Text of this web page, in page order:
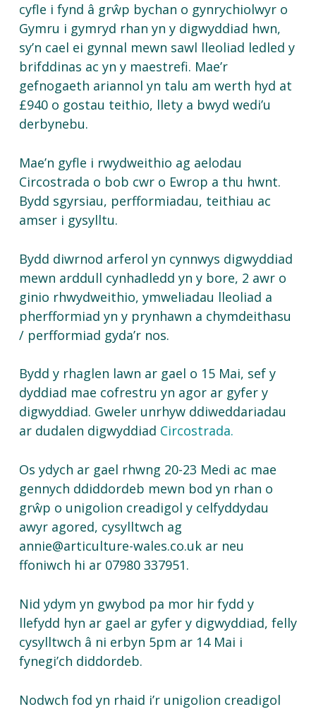
cyfle i fynd â grŵp bychan o gynrychiolwyr o
Gymru i gymryd rhan yn y digwyddiad hwn,
sy’n cael ei gynnal mewn sawl lleoliad ledled y
brifddinas ac yn y maestrefi. Mae’r
gefnogaeth ariannol yn talu am werth hyd at
£940 o gostau teithio, llety a bwyd wedi’u
derbynebu.
Mae’n gyfle i rwydweithio ag aelodau
Circostrada o bob cwr o Ewrop a thu hwnt.
Bydd sgyrsiau, perfformiadau, teithiau ac
amser i gysylltu.
Bydd diwrnod arferol yn cynnwys digwyddiad
mewn arddull cynhadledd yn y bore, 2 awro
ginio rhwydweithio, ymweliadau lleoliad a
pherfformiad yn y prynhawn a chymdeithasu
/ perfformiad gyda’rnos.
Bydd y rhaglen lawn ar gael o 15 Mai, sefy
dyddiad mae cofrestru yn agor ar gyfery
digwyddiad. Gweler unrhyw ddiweddariadau
ar dudalen digwyddiad Circostrada.
Os ydych ar gael rhwng 20-23 Medi ac mae
gennych ddiddordeb mewn bod yn rhan o
grŵp o unigolion creadigol y celfyddydau
awyr agored, cysylltwch ag
annie@articulture-wales.co.uk ar neu
ffoniwch hi ar07980 337951.
Nid ydym yn gwybod pa mor hir fydd y
llefydd hyn ar gael ar gyfery digwyddiad, felly
cysylltwch â ni erbyn 5pm ar14 Mai i
fynegi’ch diddordeb.
Nodwch fod yn rhaid i’r unigolion creadigol